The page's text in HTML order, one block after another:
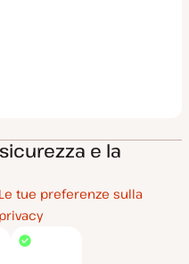
e la
Le tue preferenze sulla
privacy